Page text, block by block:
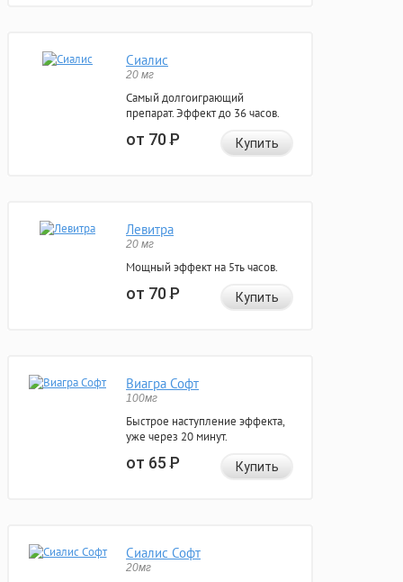
Сиалис
20 мг
Самый долгоиграющий
препарат. Эффект до 36 часов.
от 70Р Купить
Левитра
20 мг
Мощный эффект на 5ть часов.
от 70Р Купить
Виагра Софт
100мг
Быстрое наступление эффекта,
уже через 20 минут.
от 65Р Купить
Сиалис Софт
20мг